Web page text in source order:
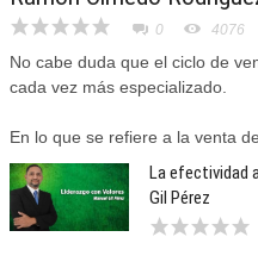
0 4076
No cabe duda que el ciclo de
cada vez más especializado.
En lo que se refiere a la venta
La efectividad
Gil Pérez